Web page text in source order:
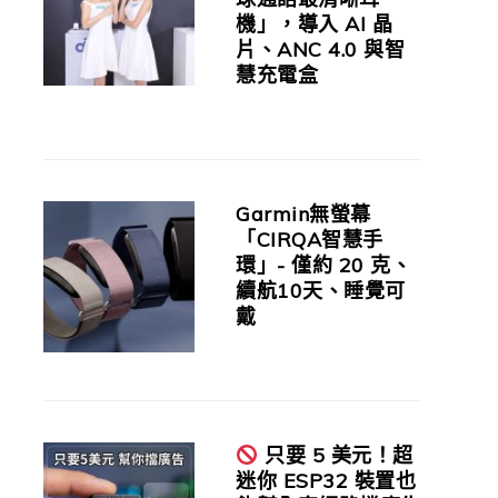
機」，導入 AI 晶
片、ANC 4.0 與智
慧充電盒
Garmin無螢幕
「CIRQA智慧手
環」- 僅約 20 克、
續航10天、睡覺可
戴
只要 5 美元！超
迷你 ESP32 裝置也